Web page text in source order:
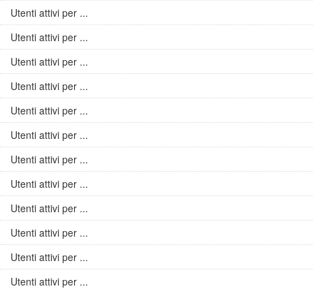
Utenti attivi per ...
Utenti attivi per ...
Utenti attivi per ...
Utenti attivi per ...
Utenti attivi per ...
Utenti attivi per ...
Utenti attivi per ...
Utenti attivi per ...
Utenti attivi per ...
Utenti attivi per ...
Utenti attivi per ...
Utenti attivi per ...